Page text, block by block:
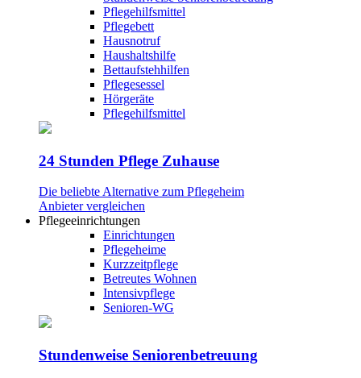
Pflegehilfsmittel
Pflegebett
Hausnotruf
Haushaltshilfe
Bettaufstehhilfen
Pflegesessel
Hörgeräte
Pflegehilfsmittel
24 Stunden Pflege Zuhause
Die beliebte Alternative zum Pflegeheim
Anbieter vergleichen
Pflegeeinrichtungen
Einrichtungen
Pflegeheime
Kurzzeitpflege
Betreutes Wohnen
Intensivpflege
Senioren-WG
Stundenweise Seniorenbetreuung